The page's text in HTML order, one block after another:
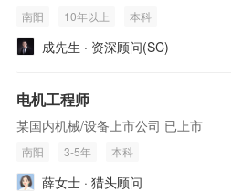
南阳 10年以上 本科
成先生 · 资深顾问(SC)
电机工程师
某国内机械/设备上市公司 已上市
南阳 3-5年 本科
薛女士 · 猎头顾问